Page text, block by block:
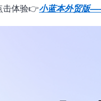
击体验👉小蓝本外贸版